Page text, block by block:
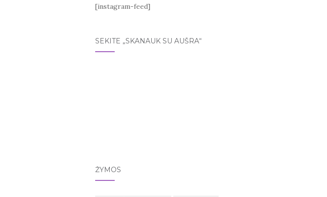
[instagram-feed]
SEKITE „SKANAUK SU AUŠRA“
ŽYMOS